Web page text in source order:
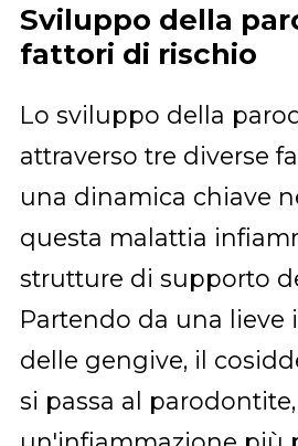
Sviluppo della
fattori di rischio
Lo sviluppo della
attraverso tre diverse
una dinamica chiave
questa malattia
strutture di supporto
Partendo da una lieve
delle gengive, il
si passa al parodontite,